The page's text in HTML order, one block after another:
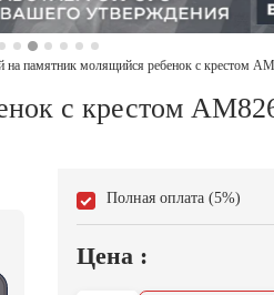
на памятник молящийся ребенок с крестом
с крестом
Полная оплата (5%)
Цена :